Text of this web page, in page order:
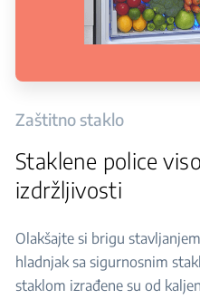
Zaštitno staklo
Staklene police
izdržljivosti
Olakšajte si brigu
hladnjak sa sigurnosnim
staklom izrađene su od